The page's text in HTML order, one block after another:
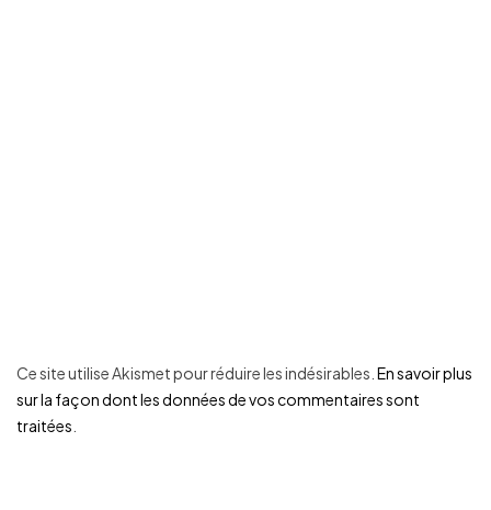
Ce site utilise Akismet pour réduire les indésirables. En savoir plus
sur la façon dont les données de vos commentaires sont
traitées